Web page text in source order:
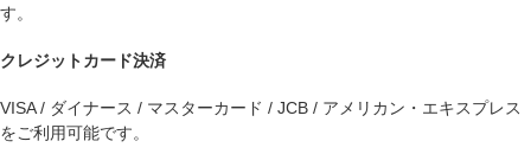
す。
クレジットカード決済
VISA / ダイナース / マスターカード / JCB / アメリカン・エキスプレス
をご利用可能です。